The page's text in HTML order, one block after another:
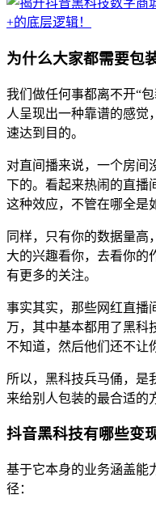
为什么大家都需要包
我们做任何事都离不开“
人呈现出一种靠谱的感觉
速达到目的。
对直间播来说，一个房间
下的。看起来热闹的直播
这种效应，不管在哪全是
同样，只有你的数据量高
大的兴趣看你，去看你的
有更多的关注。
事实其实，那些网红直播
万，其中基本都用了黑科
不知道，然后他们还不让
所以，黑科技兵马俑，是
来给别人包装的最合适的
抖音黑科技有哪些变
基于它本身的业务涵盖能
径：